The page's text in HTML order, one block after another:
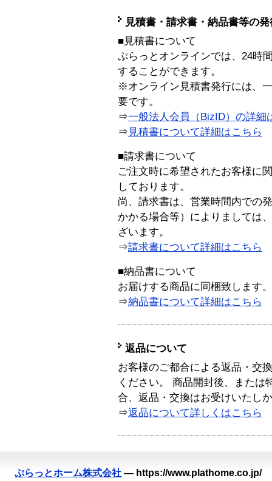
見積書・請求書・納品書等の
■見積書について
ぷらっとオンラインでは、24時
することができます。
※オンライン見積書発行には、
要です。
⇒一般法人会員（BizID）の詳細
⇒ 見積書について詳細はこちら
■請求書について
ご注文時に希望されたお客様に
しております。
尚、請求書は、営業時間内での
かかる場合等）によりましては
ざいます。
⇒請求書について詳細はこちら
■納品書について
お届けする商品に同梱致します。
⇒納品書について詳細はこちら
返品について
お客様のご都合による返品・交
ください。 商品開封後、または
合、返品・交換はお受けいたし
⇒返品について詳しくはこちら
ぷらっとホーム株式会社 — https://www.plathome.co.jp/